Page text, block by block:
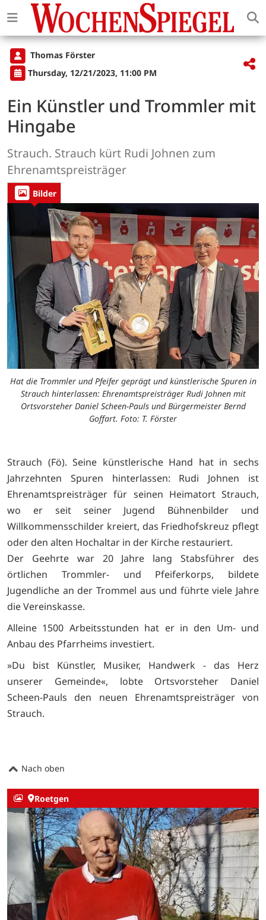
Thomas Förster
Thursday, 12/21/2023, 11:00 PM
Ein Künstler und Trommler mit
Hingabe
Strauch. Strauch kürt Rudi Johnen zum
Ehrenamtspreisträger
Bilder
Hat die Trommler und Pfeifer geprägt und künstlerische Spuren in
Strauch hinterlassen: Ehrenamtspreisträger Rudi Johnen mit
Ortsvorsteher Daniel Scheen-Pauls und Bürgermeister Bernd
Goffart. Foto: T. Förster
Strauch (Fö). Seine künstlerische Hand hat in sechs
Jahrzehnten Spuren hinterlassen: Rudi Johnen ist
Ehrenamtspreisträger für seinen Heimatort Strauch,
wo er seit seiner Jugend Bühnenbilder und
Willkommensschilder kreiert, das Friedhofskreuz pflegt
oder den alten Hochaltar in der Kirche restauriert.
Der Geehrte war 20 Jahre lang Stabsführer des
örtlichen Trommler- und Pfeiferkorps, bildete
Jugendliche an der Trommel aus und führte viele Jahre
die Vereinskasse.
Alleine 1500 Arbeitsstunden hat er in den Um- und
Anbau des Pfarrheims investiert.
»Du bist Künstler, Musiker, Handwerk - das Herz
unserer Gemeinde«, lobte Ortsvorsteher Daniel
Scheen-Pauls den neuen Ehrenamtspreisträger von
Strauch.
Nach oben
Roetgen